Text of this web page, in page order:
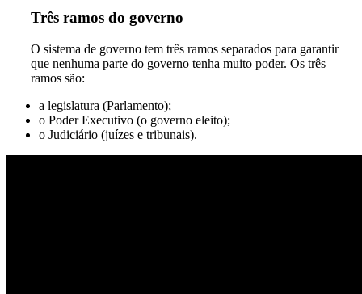
Três ramos do governo
O sistema de governo tem três ramos separados para garantir
que nenhuma parte do governo tenha muito poder. Os três
ramos são:
a legislatura (Parlamento);
o Poder Executivo (o governo eleito);
o Judiciário (juízes e tribunais).